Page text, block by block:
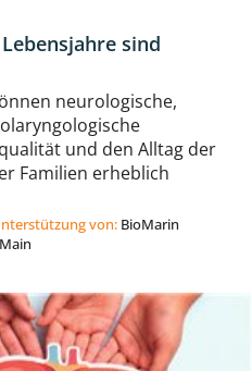
sind
neurologische,
und den Alltag der
Familien erheblich
von: BioMarin